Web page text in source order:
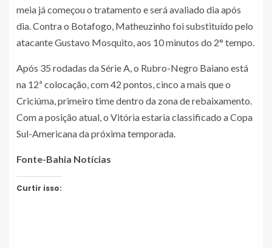
meia já começou o tratamento e será avaliado dia após
dia. Contra o Botafogo, Matheuzinho foi substituído pelo
atacante Gustavo Mosquito, aos 10 minutos do 2° tempo.
Após 35 rodadas da Série A, o Rubro-Negro Baiano está
na 12ª colocação, com 42 pontos, cinco a mais que o
Criciúma, primeiro time dentro da zona de rebaixamento.
Com a posição atual, o Vitória estaria classificado a Copa
Sul-Americana da próxima temporada.
Fonte-Bahia Notícias
Curtir isso: